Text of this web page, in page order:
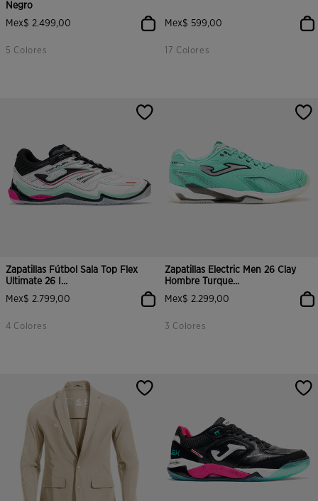
Negro
Mex$ 2.499,00
5 Colores
Mex$ 599,00
17 Colores
Zapatillas Fútbol Sala Top Flex
Ultimate 26 I...
Mex$ 2.799,00
4 Colores
Zapatillas Electric Men 26 Clay
Hombre Turque...
Mex$ 2.299,00
3 Colores